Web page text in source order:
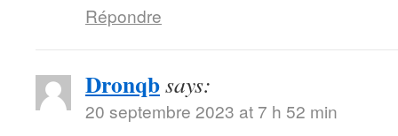
Répondre
Dronqbsays:
20 septembre 2023 at 7 h 52 min